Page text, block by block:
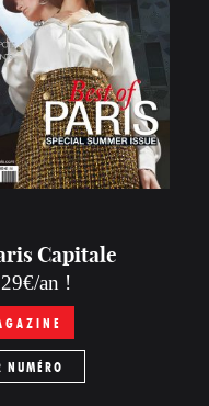
Capitale
an !
NUMÉRO